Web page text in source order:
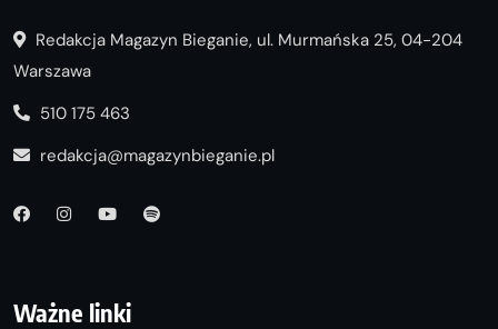
Redakcja Magazyn Bieganie, ul. Murmańska 25, 04-204
Warszawa
510 175 463
redakcja@magazynbieganie.pl
Ważne linki